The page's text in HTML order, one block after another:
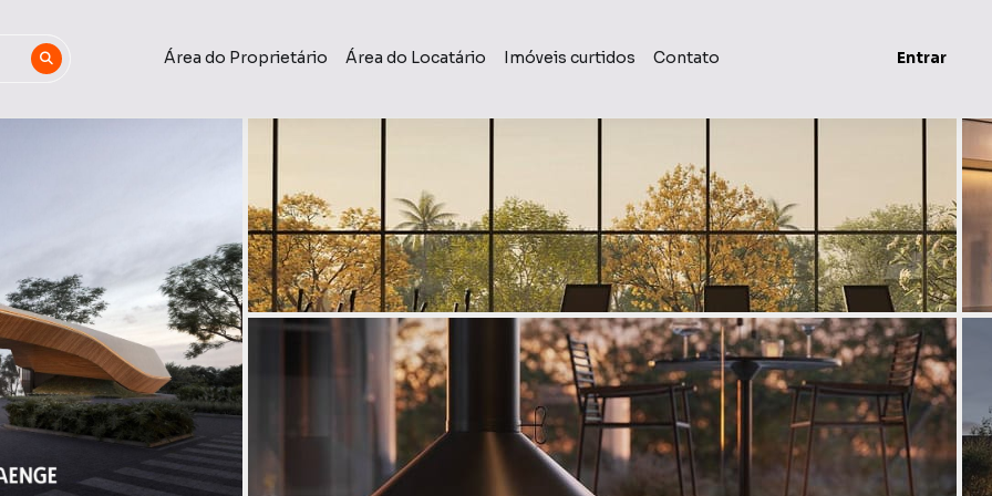
Área do Proprietário Área do Locatário Imóveis curtidos Contato Entrar